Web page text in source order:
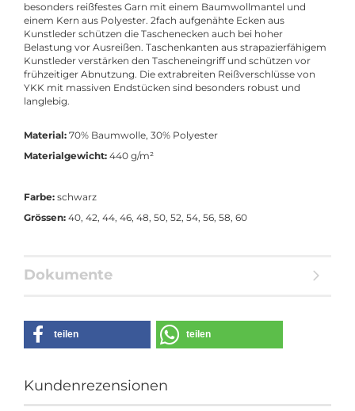
besonders reißfestes Garn mit einem Baumwollmantel und
einem Kern aus Polyester. 2fach aufgenähte Ecken aus
Kunstleder schützen die Taschenecken auch bei hoher
Belastung vor Ausreißen. Taschenkanten aus strapazierfähigem
Kunstleder verstärken den Tascheneingriff und schützen vor
frühzeitiger Abnutzung. Die extrabreiten Reißverschlüsse von
YKK mit massiven Endstücken sind besonders robust und
langlebig.
Material: 70% Baumwolle, 30% Polyester
Materialgewicht: 440 g/m²
Farbe: schwarz
Grössen: 40, 42, 44, 46, 48, 50, 52, 54, 56, 58, 60
Dokumente
teilen teilen
Kundenrezensionen